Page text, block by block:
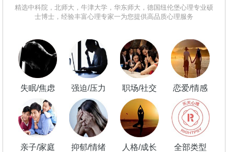
精选中科院，北师大，牛津大学，华东师大，德国纽伦堡心理专业硕
士博士，经验丰富心理专家一为您提供高品质心理服务
失眠/焦虑 强迫/压力 职场/社交 恋爱/情感
亲子/家庭 抑郁/情绪 人格/成长 全部类型